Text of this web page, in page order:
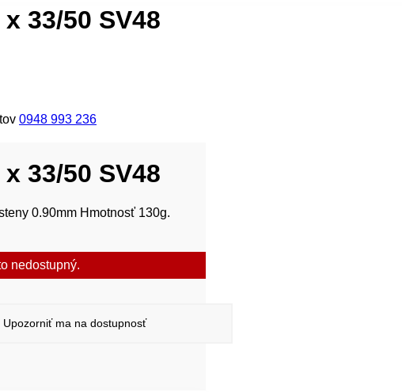
33/50 SV48
0948 993 236
33/50 SV48
0.90mm Hmotnosť 130g.
nedostupný.
Upozorniť ma na dostupnosť